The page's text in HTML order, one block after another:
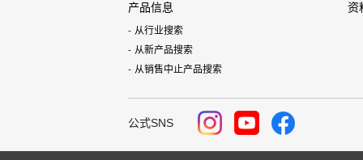
产品信息
从行业搜索
从新产品搜索
从销售中止产品搜索
资
公式SNS